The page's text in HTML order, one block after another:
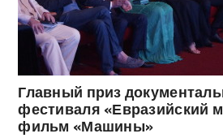
Главный приз
фестиваля «Евразийский
фильм «Машины»